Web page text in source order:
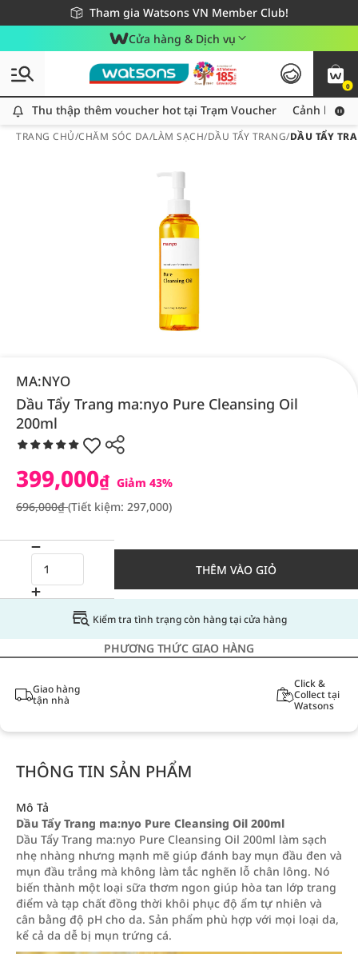
Tham gia Watsons VN Member Club!
Miễn phí giao hàng cho đơn hàng từ 249,000Đ
Giao hàng nhanh 24h - Áp dụng khu vực TP. Hồ Chí Minh
Cửa hàng & Dịch vụ
0
Thu thập thêm voucher hot tại Trạm Voucher
Thu thập thêm voucher hot tại Trạm Voucher Cảnh báo
TRANG CHỦ/CHĂM SÓC DA/LÀM SẠCH/DẦU TẨY TRANG/DẦU TẨY
MA:NYO
Dầu Tẩy Trang ma:nyo Pure Cleansing Oil
200ml
399,000₫ Giảm 43%
696,000₫(Tiết kiệm: 297,000)
THÊM VÀO GIỎ
Kiểm tra tình trạng còn hàng tại cửa hàng
PHƯƠNG THỨC GIAO HÀNG
Giao hàng
tận nhà
Click &
Collect tại
Watsons
THÔNG TIN SẢN PHẨM
Mô Tả
Dầu Tẩy Trang ma:nyo Pure Cleansing Oil 200ml
Dầu Tẩy Trang ma:nyo Pure Cleansing Oil 200ml làm sạch
nhẹ nhàng nhưng mạnh mẽ giúp đánh bay mụn đầu đen và
mụn đầu trắng mà không làm tắc nghẽn lỗ chân lông. Nó
biến thành một loại sữa thơm ngon giúp hòa tan lớp trang
điểm và tạp chất đồng thời khôi phục độ ẩm tự nhiên và
cân bằng độ pH cho da. Sản phẩm phù hợp với mọi loại da,
kể cả da dễ bị mụn trứng cá.